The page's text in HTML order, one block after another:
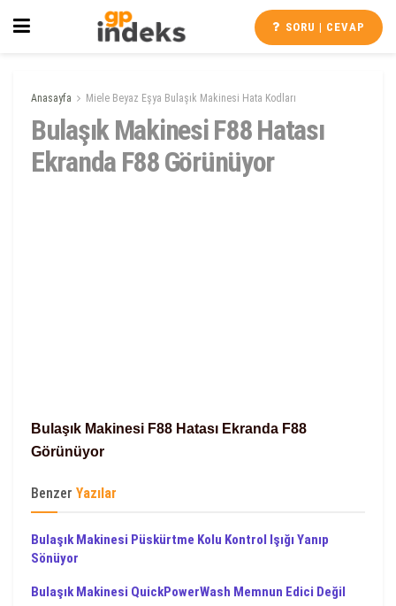
SORU | CEVAP
Anasayfa Miele Beyaz Eşya Bulaşık Makinesi Hata Kodları
Bulaşık Makinesi F88 Hatası
Ekranda F88 Görünüyor
Bulaşık Makinesi F88 Hatası Ekranda F88
Görünüyor
Benzer Yazılar
Bulaşık Makinesi Püskürtme Kolu Kontrol Işığı Yanıp
Sönüyor
Bulaşık Makinesi QuickPowerWash Memnun Edici Değil